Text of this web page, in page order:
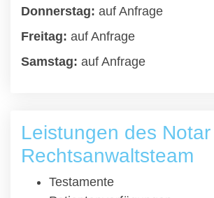
Donnerstag: auf Anfrage
Freitag: auf Anfrage
Samstag: auf Anfrage
Leistungen des
Rechtsanwaltsteam
Testamente